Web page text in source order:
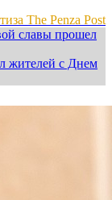
The Penza Post
славы прошел
жителей с Днем